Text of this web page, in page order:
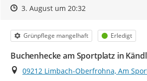
Zeitpunkt des Erstellens
Zeitpunkt des Erstellens
3. August um 20:32Zur Äußerung
Kategorie
Grünpflege mangelhaft Status
Erledigt
Buchenhecke am Sportplatz in
Ort
09212 Limbach-Oberfrohna, Am